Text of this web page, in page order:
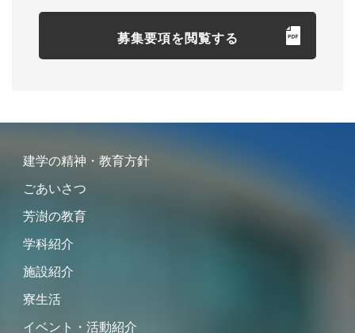
募集要項を閲覧する
建学の精神・教育方針
ごあいさつ
芳澍の教育
学科紹介
施設紹介
寮生活
イベント・活動紹介